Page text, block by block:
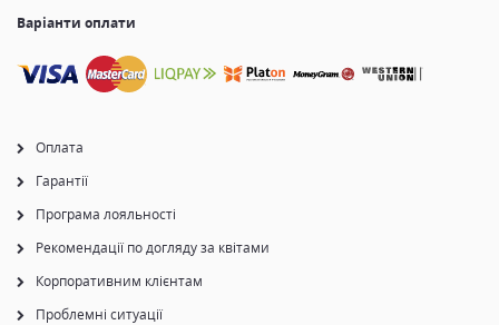
Оплата
Гарантії
Програма лояльності
Рекомендації по догляду за квітами
Корпоративним клієнтам
Проблемні ситуації
Варіанти оплати